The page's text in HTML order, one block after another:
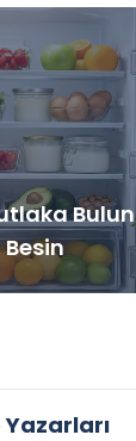
Besin
Yazarları